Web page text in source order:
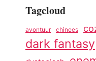
Tagcloud
avontuur chinees
dark fantasy